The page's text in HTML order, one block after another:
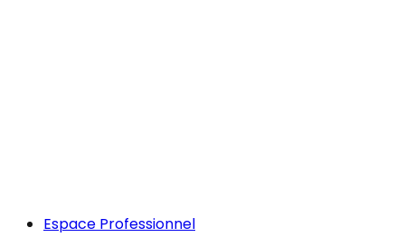
Espace Professionnel